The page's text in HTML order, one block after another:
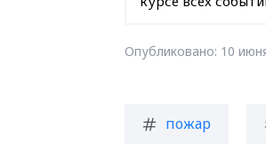
Опубликовано: 10
пожар